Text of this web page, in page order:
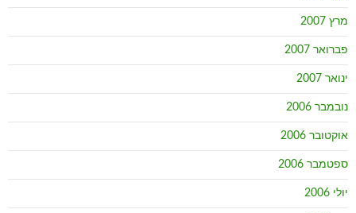
מרץ 2007
פברואר 2007
ינואר 2007
נובמבר 2006
אוקטובר 2006
ספטמבר 2006
יולי 2006